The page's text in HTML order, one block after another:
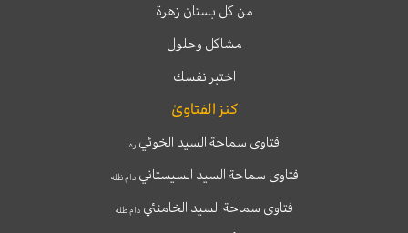
من كل بستان زهرة
مشاكل وحلول
اختبر نفسك
كنز الفتاوىٰ
فتاوى سماحة السيد الخوئيره
فتاوى سماحة السيد السيستانيدام ظله
فتاوى سماحة السيد الخامنئي دام ظله